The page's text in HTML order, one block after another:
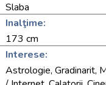
Slaba
Inalţime:
173 cm
Interese:
Astrologie, Gradinarit,